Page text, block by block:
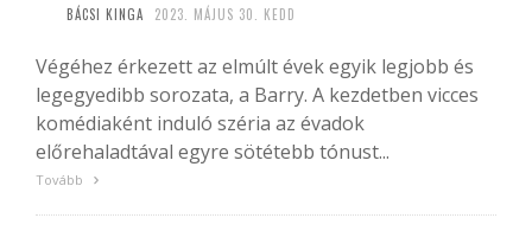
BÁCSI KINGA 2023. MÁJUS 30. KEDD
Végéhez érkezett az elmúlt évek egyik legjobb és
legegyedibb sorozata, a Barry. A kezdetben vicces
komédiaként induló széria az évadok
előrehaladtával egyre sötétebb tónust...
Tovább